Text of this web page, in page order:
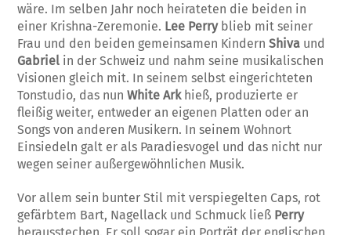
wäre. Im selben Jahr noch heirateten die beiden in
einer Krishna-Zeremonie. Lee Perryblieb mit seiner
Frau und den beiden gemeinsamen KindernShiva und
Gabriel in der Schweiz und nahm seine musikalischen
Visionen gleich mit. In seinem selbst eingerichteten
Tonstudio, das nunWhite Arkhieß, produzierte er
fleißig weiter, entweder an eigenen Platten oder an
Songs von anderen Musikern. In seinem Wohnort
Einsiedeln galt er als Paradiesvogel und das nicht nur
wegen seiner außergewöhnlichen Musik.
Vor allem sein bunter Stil mit verspiegelten Caps, rot
gefärbtem Bart, Nagellack und Schmuck ließ Perry